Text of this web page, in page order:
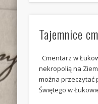
Tajemnice
Cmentarz w
nekropolią na
można przeczytać
Świętego w